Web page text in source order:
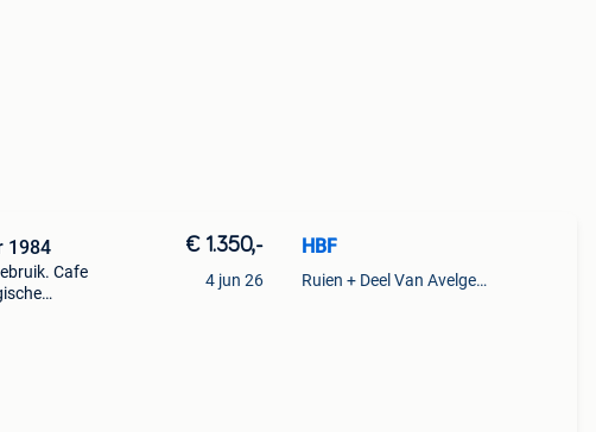
1984
Cafe
€ 1.350,-
4 jun 26
HBF
Ruien + Deel Van Avelgem En Waarmaarde